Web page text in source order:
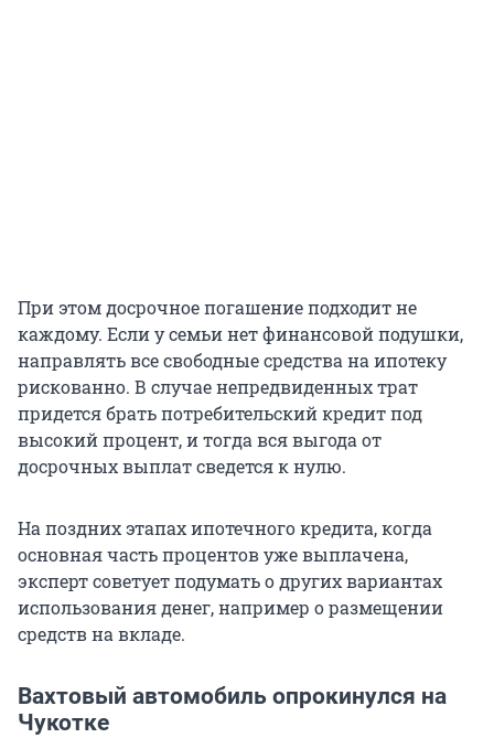
При этом досрочное погашение подходит не
каждому. Если у семьи нет финансовой подушки,
направлять все свободные средства на ипотеку
рискованно. В случае непредвиденных трат
придется брать потребительский кредит под
высокий процент, и тогда вся выгода от
досрочных выплат сведется к нулю.
На поздних этапах ипотечного кредита, когда
основная часть процентов уже выплачена,
эксперт советует подумать о других вариантах
использования денег, например о размещении
средств на вкладе.
Вахтовый автомобиль опрокинулся на
Чукотке